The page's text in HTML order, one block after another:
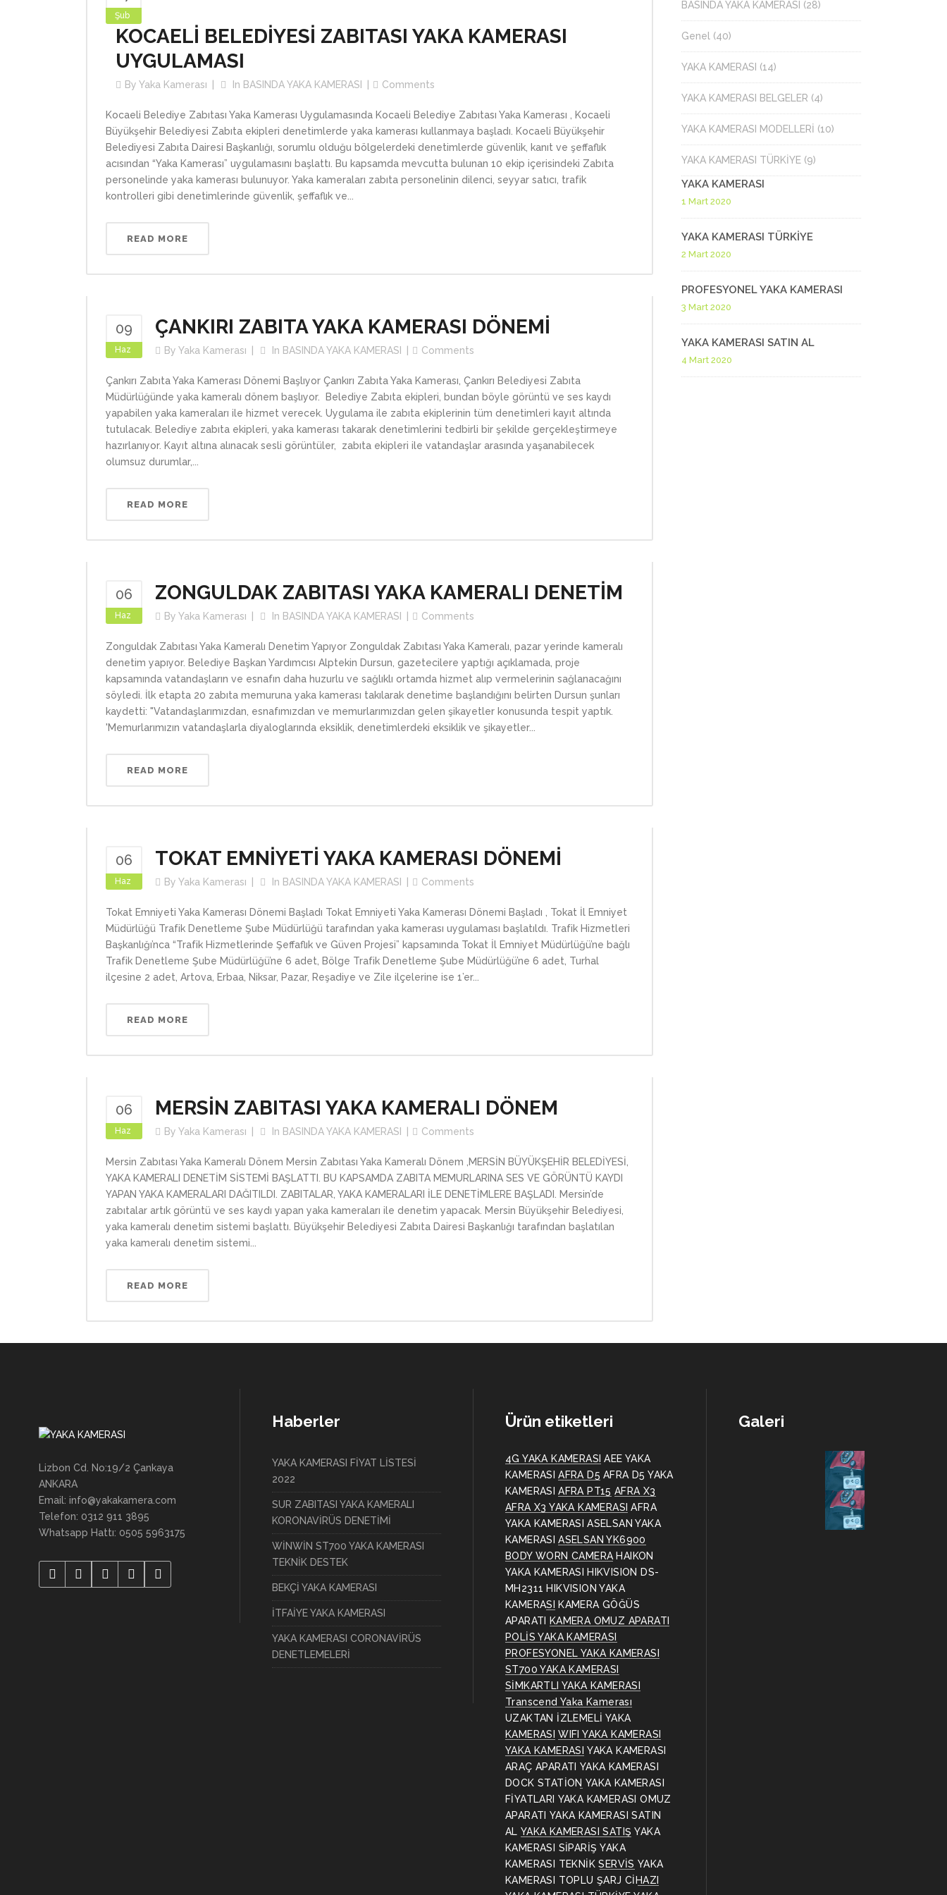
BELEDİYE YAKA KAMERASI
ÖZEL GÜVENLİK YAKA KAMERASI
DENETLEME YAKA KAMERASI
YAKA KAMERASI FİYAT LİSTESİ
YAKA KAMERASI SATIN AL
YAKA KAMERASI SATIŞ
ÖZEL GÜVENLİK YAKA KAMERASI
Şub
KOCAELİ BELEDİYESİ ZABITASI YAKA KAMERASI
UYGULAMASI
By Yaka Kamerası In BASINDA YAKA KAMERASI Comments
Kocaeli Belediye Zabıtası Yaka Kamerası Uygulamasında Kocaeli Belediye Zabıtası Yaka Kamerası , Kocaeli
Büyükşehir Belediyesi Zabıta ekipleri denetimlerde yaka kamerası kullanmaya başladı. Kocaeli Büyükşehir
Belediyesi Zabıta Dairesi Başkanlığı, sorumlu olduğu bölgelerdeki denetimlerde güvenlik, kanıt ve şeffaflık
acısından “Yaka Kamerası” uygulamasını başlattı. Bu kapsamda mevcutta bulunan 10 ekip içerisindeki Zabıta
personelinde yaka kamerası bulunuyor. Yaka kameraları zabıta personelinin dilenci, seyyar satıcı, trafik
kontrolleri gibi denetimlerinde güvenlik, şeffaflık ve...
READ MORE
09
Haz
ÇANKIRI ZABITA YAKA KAMERASI DÖNEMİ
By Yaka Kamerası In BASINDA YAKA KAMERASI Comments
Çankırı Zabıta Yaka Kamerası Dönemi Başlıyor Çankırı Zabıta Yaka Kamerası, Çankırı Belediyesi Zabıta
Müdürlüğünde yaka kameralı dönem başlıyor. Belediye Zabıta ekipleri, bundan böyle görüntü ve ses kaydı
yapabilen yaka kameraları ile hizmet verecek. Uygulama ile zabıta ekiplerinin tüm denetimleri kayıt altında
tutulacak. Belediye zabıta ekipleri, yaka kamerası takarak denetimlerini tedbirli bir şekilde gerçekleştirmeye
hazırlanıyor. Kayıt altına alınacak sesli görüntüler, zabıta ekipleri ile vatandaşlar arasında yaşanabilecek
olumsuz durumlar,...
READ MORE
06
Haz
ZONGULDAK ZABITASI YAKA KAMERALI DENETİM
By Yaka Kamerası In BASINDA YAKA KAMERASI Comments
Zonguldak Zabıtası Yaka Kameralı Denetim Yapıyor Zonguldak Zabıtası Yaka Kameralı, pazar yerinde kameralı
denetim yapıyor. Belediye Başkan Yardımcısı Alptekin Dursun, gazetecilere yaptığı açıklamada, proje
kapsamında vatandaşların ve esnafın daha huzurlu ve sağlıklı ortamda hizmet alıp vermelerinin sağlanacağını
söyledi. İlk etapta 20 zabıta memuruna yaka kamerası takılarak denetime başlandığını belirten Dursun şunları
kaydetti: "Vatandaşlarımızdan, esnafımızdan ve memurlarımızdan gelen şikayetler konusunda tespit yaptık.
'Memurlarımızın vatandaşlarla diyaloglarında eksiklik, denetimlerdeki eksiklik ve şikayetler...
READ MORE
06
Haz
TOKAT EMNİYETİ YAKA KAMERASI DÖNEMİ
By Yaka Kamerası In BASINDA YAKA KAMERASI Comments
Tokat Emniyeti Yaka Kamerası Dönemi Başladı Tokat Emniyeti Yaka Kamerası Dönemi Başladı , Tokat İl Emniyet
Müdürlüğü Trafik Denetleme Şube Müdürlüğü tarafından yaka kamerası uygulaması başlatıldı. Trafik Hizmetleri
Başkanlığı’nca “Trafik Hizmetlerinde Şeffaflık ve Güven Projesi” kapsamında Tokat İl Emniyet Müdürlüğü’ne bağlı
Trafik Denetleme Şube Müdürlüğü’ne 6 adet, Bölge Trafik Denetleme Şube Müdürlüğü’ne 6 adet, Turhal
ilçesine 2 adet, Artova, Erbaa, Niksar, Pazar, Reşadiye ve Zile ilçelerine ise 1’er...
READ MORE
06
Haz
MERSİN ZABITASI YAKA KAMERALI DÖNEM
By Yaka Kamerası In BASINDA YAKA KAMERASI Comments
Mersin Zabıtası Yaka Kameralı Dönem Mersin Zabıtası Yaka Kameralı Dönem ,MERSİN BÜYÜKŞEHİR BELEDİYESİ,
YAKA KAMERALI DENETİM SİSTEMİ BAŞLATTI. BU KAPSAMDA ZABITA MEMURLARINA SES VE GÖRÜNTÜ KAYDI
YAPAN YAKA KAMERALARI DAĞITILDI. ZABITALAR, YAKA KAMERALARI İLE DENETİMLERE BAŞLADI. Mersin’de
zabıtalar artık görüntü ve ses kaydı yapan yaka kameraları ile denetim yapacak. Mersin Büyükşehir Belediyesi,
yaka kameralı denetim sistemi başlattı. Büyükşehir Belediyesi Zabıta Dairesi Başkanlığı tarafından başlatılan
yaka kameralı denetim sistemi...
READ MORE
BASINDA YAKA KAMERASI (28)
Genel (40)
YAKA KAMERASI (14)
YAKA KAMERASI BELGELER (4)
YAKA KAMERASI MODELLERİ (10)
YAKA KAMERASI TÜRKİYE (9)
YAKA KAMERASI
1 Mart 2020
YAKA KAMERASI TÜRKİYE
2 Mart 2020
PROFESYONEL YAKA KAMERASI
3 Mart 2020
YAKA KAMERASI SATIN AL
4 Mart 2020
Lizbon Cd. No:19/2 Çankaya
ANKARA
Email: info@yakakamera.com
Telefon: 0312 911 3895
Whatsapp Hattı: 0505 5963175
Haberler
YAKA KAMERASI FİYAT LİSTESİ
2022
SUR ZABITASI YAKA KAMERALI
KORONAVİRÜS DENETİMİ
WİNWİN ST700 YAKA KAMERASI
TEKNİK DESTEK
BEKÇİ YAKA KAMERASI
İTFAİYE YAKA KAMERASI
YAKA KAMERASI CORONAVİRÜS
DENETLEMELERİ
Ürün etiketleri
4G YAKA KAMERASI AEE YAKA
KAMERASI AFRA D5 AFRA D5 YAKA
KAMERASI AFRA PT15 AFRA X3
AFRA X3 YAKA KAMERASI AFRA
YAKA KAMERASI ASELSAN YAKA
KAMERASI ASELSAN YK6900
BODY WORN CAMERA HAIKON
YAKA KAMERASI
HIKVISION DS-
MH2311 HIKVISION YAKA
KAMERASI
KAMERA GÖĞÜS
APARATI
KAMERA OMUZ APARATI
POLİS YAKA KAMERASI
PROFESYONEL YAKA KAMERASI
ST700 YAKA KAMERASI
SİMKARTLI YAKA KAMERASI
Transcend Yaka Kamerası
UZAKTAN İZLEMELİ YAKA
KAMERASI WIFI YAKA KAMERASI
YAKA KAMERASI YAKA KAMERASI
ARAÇ APARATI YAKA KAMERASI
DOCK STATİON YAKA KAMERASI
FİYATLARI YAKA KAMERASI OMUZ
APARATI YAKA KAMERASI SATIN
AL YAKA KAMERASI SATIŞ YAKA
KAMERASI SİPARİŞ YAKA
KAMERASI TEKNİK SERVİS YAKA
KAMERASI TOPLU ŞARJ CİHAZI
Galeri